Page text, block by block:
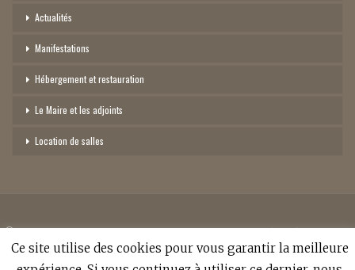
Actualités
Manifestations
Hébergement et restauration
Le Maire et les adjoints
Location de salles
de confidentialité-
Ce site utilise des cookies pour vous garantir la meilleure